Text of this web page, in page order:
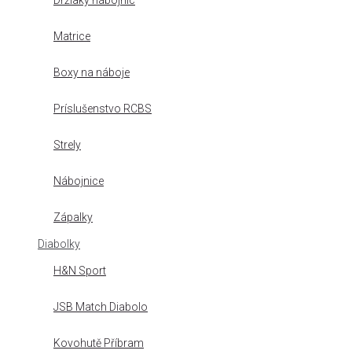
Matrice
Boxy na náboje
Príslušenstvo RCBS
Strely
Nábojnice
Zápalky
Diabolky
H&N Sport
JSB Match Diabolo
Kovohutě Příbram